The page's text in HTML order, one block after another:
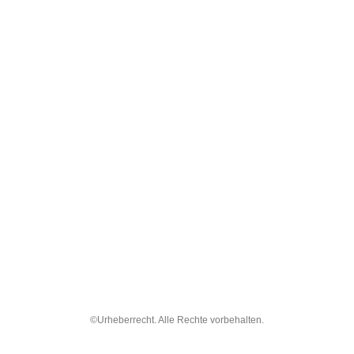
©Urheberrecht. Alle Rechte vorbehalten.